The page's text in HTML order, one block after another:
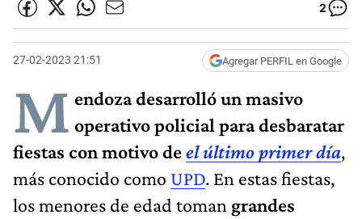
2
27-02-2023 21:51 Agregar PERFIL en Google
M endoza desarrolló un masivo
operativo policial para desbaratar
fiestas con motivo deel último primer día,
más conocido como UPD. En estas fiestas,
los menores de edad toman grandes